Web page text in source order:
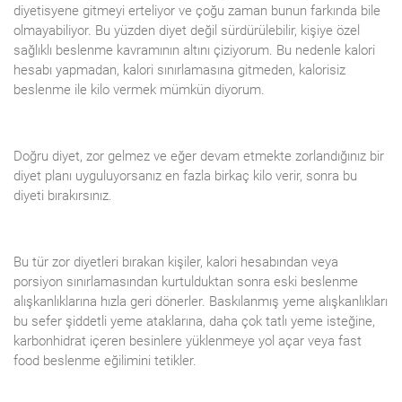
diyetisyene gitmeyi erteliyor ve çoğu zaman bunun farkında bile
olmayabiliyor. Bu yüzden diyet değil sürdürülebilir, kişiye özel
sağlıklı beslenme kavramının altını çiziyorum. Bu nedenle kalori
hesabı yapmadan, kalori sınırlamasına gitmeden, kalorisiz
beslenme ile kilo vermek mümkün diyorum.
Doğru diyet, zor gelmez ve eğer devam etmekte zorlandığınız bir
diyet planı uyguluyorsanız en fazla birkaç kilo verir, sonra bu
diyeti bırakırsınız.
Bu tür zor diyetleri bırakan kişiler, kalori hesabından veya
porsiyon sınırlamasından kurtulduktan sonra eski beslenme
alışkanlıklarına hızla geri dönerler. Baskılanmış yeme alışkanlıkları
bu sefer şiddetli yeme ataklarına, daha çok tatlı yeme isteğine,
karbonhidrat içeren besinlere yüklenmeye yol açar veya fast
food beslenme eğilimini tetikler.